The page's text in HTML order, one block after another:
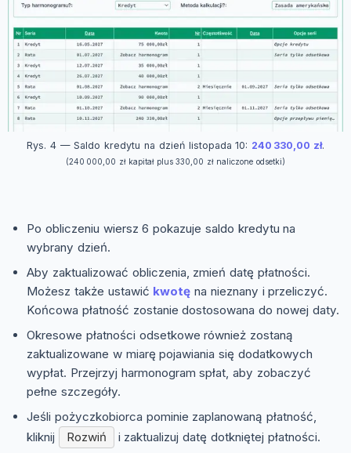
Rys. 4 — Saldo kredytu na dzień listopada 10: 240 330,00 zł.
(240 000,00 zł kapitał plus 330,00 zł naliczone odsetki)
Po obliczeniu wiersz 6 pokazuje saldo kredytu na
wybrany dzień.
Aby zaktualizować obliczenia, zmień datę płatności.
Możesz także ustawić kwotę na nieznany i przeliczyć.
Końcowa płatność zostanie dostosowana do nowej daty.
Okresowe płatności odsetkowe również zostaną
zaktualizowane w miarę pojawiania się dodatkowych
wypłat. Przejrzyj harmonogram spłat, aby zobaczyć
pełne szczegóły.
Jeśli pożyczkobiorca pominie zaplanowaną płatność,
kliknij
Rozwiń
i zaktualizuj datę dotkniętej płatności.